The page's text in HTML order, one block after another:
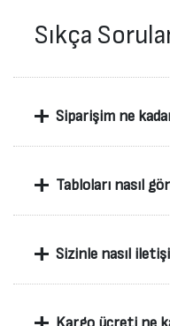
Sıkça
+ Siparişim ne
+ Tabloları nasıl
+ Sizinle nasıl